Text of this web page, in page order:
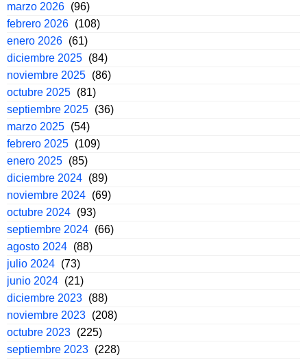
marzo 2026 (96)
febrero 2026 (108)
enero 2026 (61)
diciembre 2025 (84)
noviembre 2025 (86)
octubre 2025 (81)
septiembre 2025 (36)
marzo 2025 (54)
febrero 2025 (109)
enero 2025 (85)
diciembre 2024 (89)
noviembre 2024 (69)
octubre 2024 (93)
septiembre 2024 (66)
agosto 2024 (88)
julio 2024 (73)
junio 2024 (21)
diciembre 2023 (88)
noviembre 2023 (208)
octubre 2023 (225)
septiembre 2023 (228)